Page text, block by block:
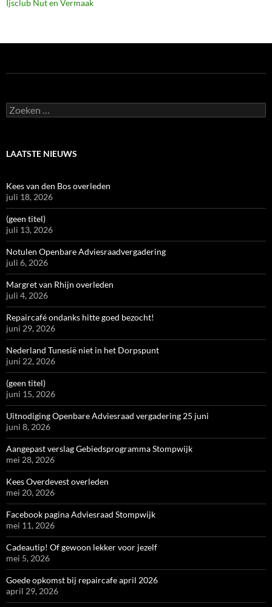
Ijsclub Nut en Vermaak
Zoeken
naar:
LAATSTE NIEUWS
Kees van den Bos overleden
juli 18, 2026
(geen titel)
juli 13, 2026
Notulen Openbare Adviesraadvergadering
juli 6, 2026
Margret van Rhijn overleden
juli 4, 2026
Repaircafé ondanks hitte goed bezocht!
juni 29, 2026
Nederland Tunesië niet in het Dorpspunt
juni 22, 2026
(geen titel)
juni 15, 2026
Uitnodiging Openbare Adviesraad vergadering 25 juni
juni 8, 2026
Aangepast verslag Gebiedsprogramma Stompwijk
mei 28, 2026
Kees Overdevest overleden
mei 20, 2026
Facebook pagina Adviesraad Stompwijk
mei 11, 2026
Cadeautip! Of gewoon lekker voor jezelf
mei 5, 2026
Goede opkomst bij repaircafe april 2026
april 29, 2026